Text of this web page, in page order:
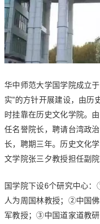
华中师范大学国学院成立
实”的方针开展建设，由历
时挂靠在历史文化学院。
任名誉院长，聘请台湾政
长，聘期三年。历史文化
文学院张三夕教授担任副院
国学院下设6个研究中心
人为周国林教授；②中国
军教授；③中国道家道教研